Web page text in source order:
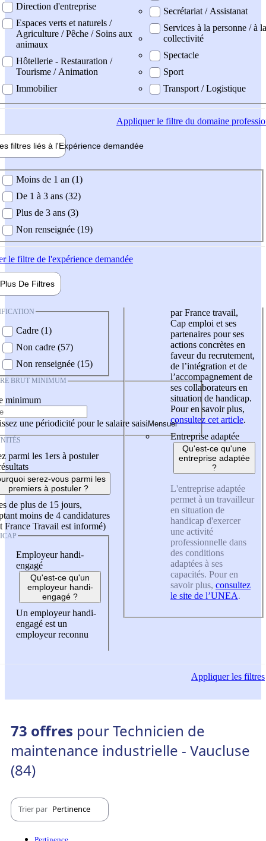
Direction d'entreprise
Espaces verts et naturels /
Agriculture / Pêche / Soins aux
animaux
Hôtellerie - Restauration /
Tourisme / Animation
Immobilier
Secrétariat / Assistanat
Services à la personne / à la
collectivité
Spectacle
Sport
Transport / Logistique
Appliquerle filtre du domaine
filtres liés à l'Expérience demandée
demandée
Moins de 1 an (1)
De 1 à 3 ans (32)
Plus de 3 ans (3)
Non renseignée (19)
le filtre de l'expérience demandée
Plus De Filtres
Cadre (1)
Non cadre (57)
Non renseignée (15)
BRUT MINIMUM
minimum
une périodicité pour le salaire saisi
parmi les 1ers à postuler
serez-vous parmi les
premiers à postuler ?
de plus de 15 jours,
moins de 4 candidatures
France Travail est informé)
Employeur handi-
engagé
Qu'est-ce qu'un
employeur handi-
engagé ?
Un employeur handi-
engagé est un
employeur reconnu
par France travail,
Cap emploi et ses
partenaires pour ses
actions concrètes en
faveur du recrutement,
de l’intégration et de
l’accompagnement de
ses collaborateurs en
situation de handicap.
Pour en savoir plus,
consultez cet article.
Entreprise adaptée
Qu'est-ce qu'une
entreprise adaptée
?
L'entreprise adaptée
permet à un travailleur
en situation de
handicap d'exercer
une activité
professionnelle dans
des conditions
adaptées à ses
capacités. Pour en
savoir plus, consultez
le site de l’UNEA.
Appliquerles filtres
73 offres pour Technicien de
maintenance industrielle - Vaucluse
(84)
Trier par Pertinence